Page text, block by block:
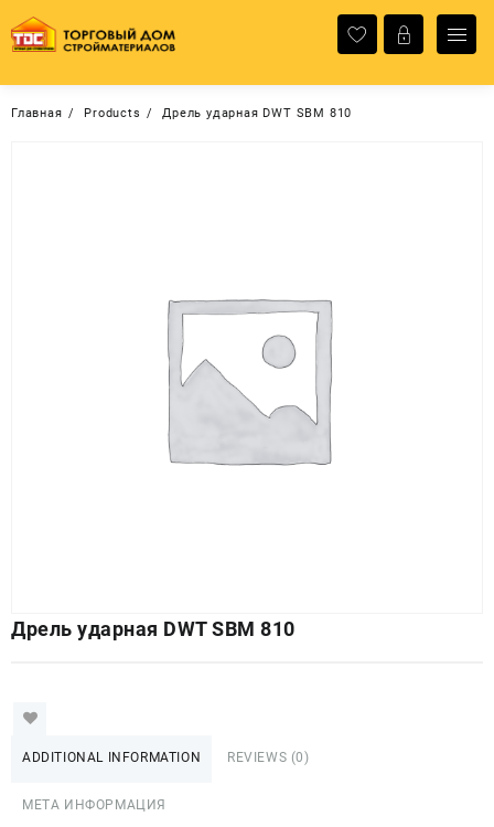
содержимому
Главная Products Дрель ударная DWT SBM 810
Дрель ударная DWT SBM 810
ADDITIONAL INFORMATION REVIEWS (0)
МЕТА ИНФОРМАЦИЯ